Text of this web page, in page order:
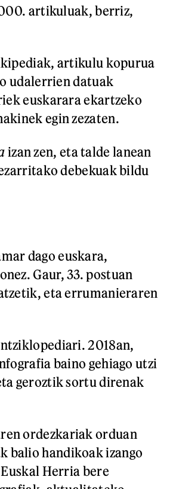
artikuluak, berriz,
artikulu kopurua
udalerrien datuak
euskarara ekartzeko
egin zezaten.
izan zen, eta talde lanean
debekuak bildu
dago euskara,
Gaur, 33. postuan
eta errumanieraren
2018an,
baino gehiago utzi
geroztik sortu direnak
ordezkariak orduan
balio handikoak izango
Herria bere